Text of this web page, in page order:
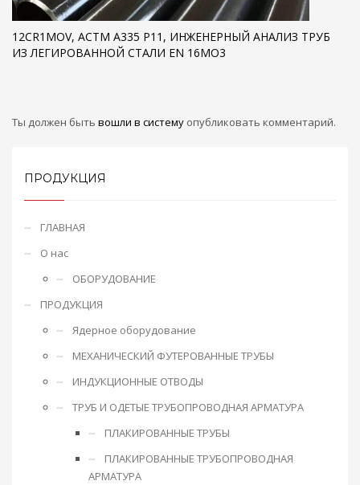
12CR1MOV, АСТМ А335 Р11, ИНЖЕНЕРНЫЙ АНАЛИЗ ТРУБ
ИЗ ЛЕГИРОВАННОЙ СТАЛИ EN 16MO3
Ты должен быть вошли в систему опубликовать комментарий.
ПРОДУКЦИЯ
ГЛАВНАЯ
О нас
ОБОРУДОВАНИЕ
ПРОДУКЦИЯ
Ядерное оборудование
МЕХАНИЧЕСКИЙ ФУТЕРОВАННЫЕ ТРУБЫ
ИНДУКЦИОННЫЕ ОТВОДЫ
ТРУБ И ОДЕТЫЕ ТРУБОПРОВОДНАЯ АРМАТУРА
ПЛАКИРОВАННЫЕ ТРУБЫ
ПЛАКИРОВАННЫЕ ТРУБОПРОВОДНАЯ
АРМАТУРА